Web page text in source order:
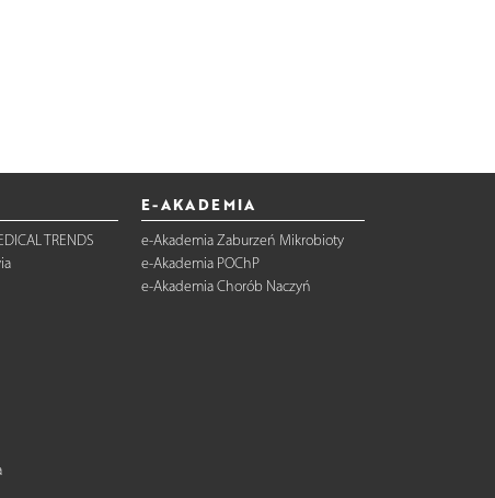
TRENDS
E-AKADEMIA
e-Akademia Zaburzeń Mikrobioty
e-Akademia POChP
e-Akademia Chorób Naczyń